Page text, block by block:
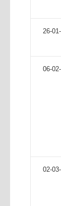
26-
06-
02-